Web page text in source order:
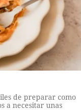
de preparar como
a necesitar unas